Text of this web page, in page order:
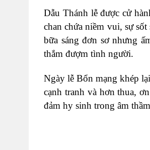
Dẫu Thánh lễ được cử
chan chứa niềm vui, sự
bữa sáng đơn sơ nhưng
thắm đượm tình người.
Ngày lễ Bổn mạng khép
cạnh tranh và hơn thua,
đảm hy sinh trong âm